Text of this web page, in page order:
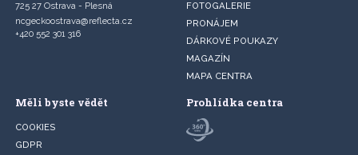
725 27 Ostrava - Plesná
ncgeckoostrava@reflecta.cz
+420 552 301 316
FOTOGALERIE
PRONÁJEM
DÁRKOVÉ POUKAZY
MAGAZÍN
MAPA CENTRA
Měli byste vědět
COOKIES
GDPR
Prohlídka centra